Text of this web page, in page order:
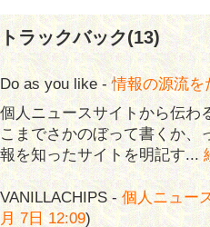
トラックバック(13)
Do as you like -情報の源流を
個人ニュースサイトから伝わ
こまでさかのぼって書くか、
報を知ったサイトを明記す...
VANILLACHIPS -個人ニュー
月 7日 12:09)